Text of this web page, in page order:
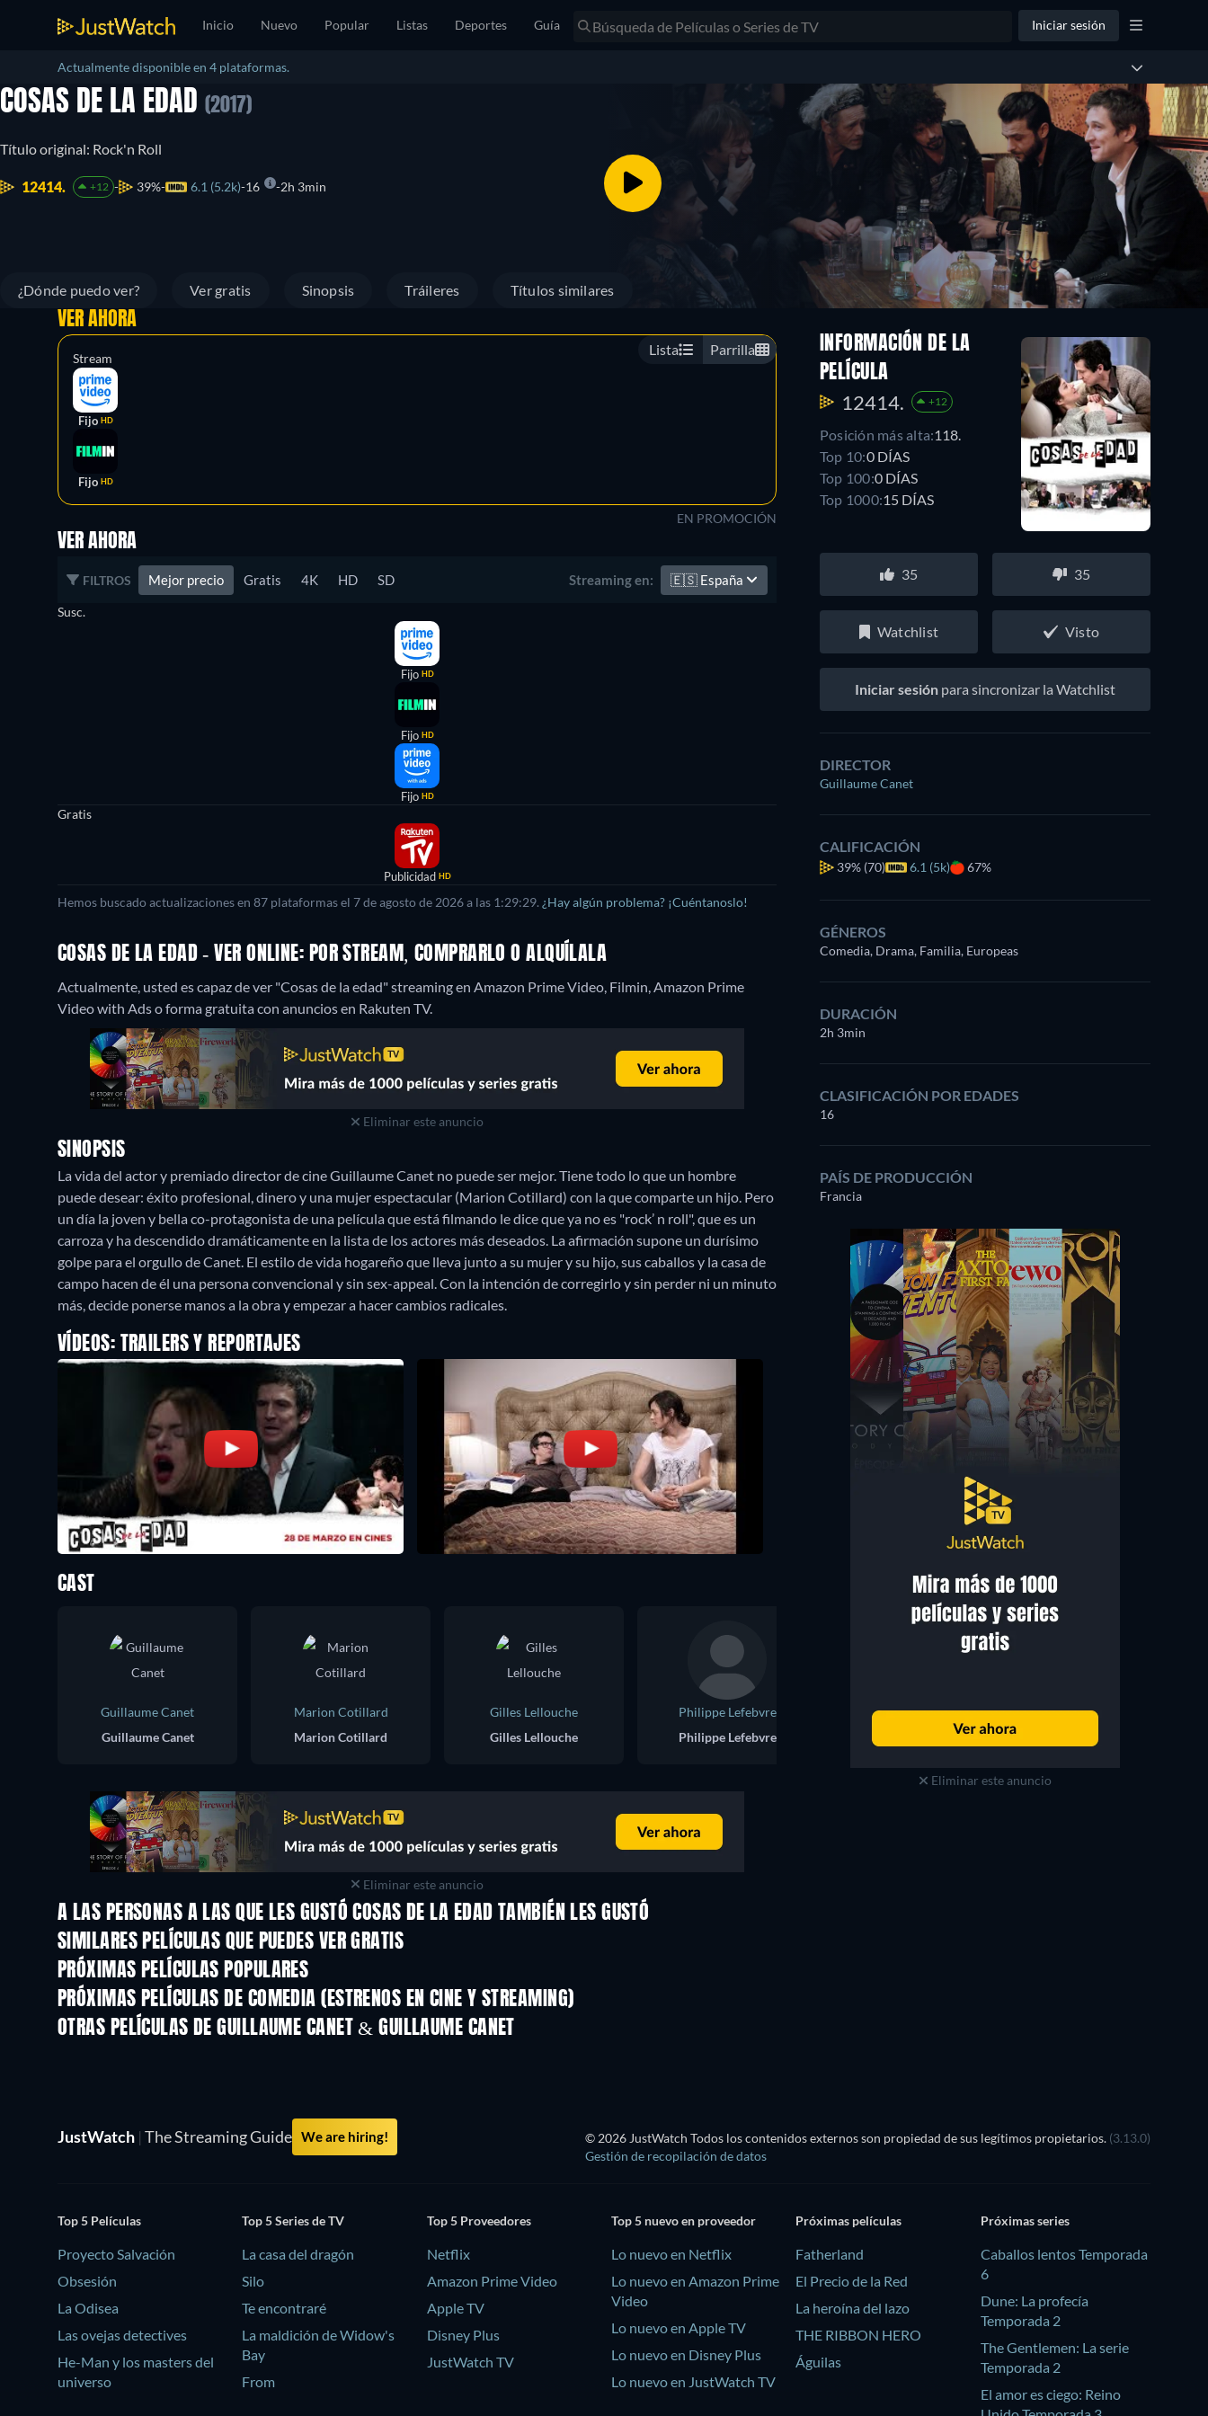
Inicio Nuevo Popular Listas Deportes Guía Iniciar sesión
Actualmente disponible en 4 plataformas.
COSAS DE LA EDAD (2017)
Título original: Rock'n Roll
12414. +12 39% 6.1 (5.2k) 16 2h 3min
¿Dónde puedo ver? Ver gratis Sinopsis Tráileres Títulos similares
Lista Parrilla
VER AHORA
Stream
Fijo HD
Fijo HD
EN PROMOCIÓN
VER AHORA
FILTROS Mejor precio Gratis 4K HD SD Streaming en: 🇪🇸 España
Susc.
Fijo HD
Fijo HD
Fijo HD
Gratis
Publicidad HD
Hemos buscado actualizaciones en 87 plataformas el 7 de agosto de 2026 a las 1:29:29. ¿Hay algún problema? ¡Cuéntanoslo!
COSAS DE LA EDAD - VER ONLINE: POR STREAM, COMPRARLO O ALQUÍLALA
Actualmente, usted es capaz de ver "Cosas de la edad" streaming en Amazon Prime Video, Filmin, Amazon Prime
Video with Ads o forma gratuita con anuncios en Rakuten TV.
Eliminar este anuncio
SINOPSIS
La vida del actor y premiado director de cine Guillaume Canet no puede ser mejor. Tiene todo lo que un hombre
puede desear: éxito profesional, dinero y una mujer espectacular (Marion Cotillard) con la que comparte un hijo. Pero
un día la joven y bella co-protagonista de una película que está filmando le dice que ya no es "rock’ n roll", que es un
carroza y ha descendido dramáticamente en la lista de los actores más deseados. La afirmación supone un durísimo
golpe para el orgullo de Canet. El estilo de vida hogareño que lleva junto a su mujer y su hijo, sus caballos y la casa de
campo hacen de él una persona convencional y sin sex-appeal. Con la intención de corregirlo y sin perder ni un minuto
más, decide ponerse manos a la obra y empezar a hacer cambios radicales.
VÍDEOS: TRAILERS Y REPORTAJES
INFORMACIÓN DE LA
PELÍCULA
12414. +12
Posición más alta:118.
Top 10:0 DÍAS
Top 100:0 DÍAS
Top 1000:15 DÍAS
35 35
Watchlist Visto
Iniciar sesión para sincronizar la Watchlist
DIRECTOR
Guillaume Canet
CALIFICACIÓN
39% (70) 6.1 (5k) 67%
GÉNEROS
Comedia, Drama, Familia, Europeas
DURACIÓN
2h 3min
CLASIFICACIÓN POR EDADES
16
PAÍS DE PRODUCCIÓN
Francia
Eliminar este anuncio
CAST
Guillaume Canet
Guillaume Canet
Marion Cotillard
Marion Cotillard
Gilles Lellouche
Gilles Lellouche
Philippe Lefebvre
Philippe Lefebvre
Camille Rowe
Camille Rowe
Kev Adams
Kev Adams
Eliminar este anuncio
A LAS PERSONAS A LAS QUE LES GUSTÓ COSAS DE LA EDAD TAMBIÉN LES GUSTÓ
SIMILARES PELÍCULAS QUE PUEDES VER GRATIS
PRÓXIMAS PELÍCULAS POPULARES
PRÓXIMAS PELÍCULAS DE COMEDIA (ESTRENOS EN CINE Y STREAMING)
OTRAS PELÍCULAS DE GUILLAUME CANET & GUILLAUME CANET
JustWatch | The Streaming Guide We are hiring! © 2026 JustWatch Todos los contenidos externos son propiedad de sus legítimos propietarios. (3.13.0)
Gestión de recopilación de datos
Top 5 Películas
Proyecto Salvación
Obsesión
La Odisea
Las ovejas detectives
He-Man y los masters del
universo
Top 5 Series de TV
La casa del dragón
Silo
Te encontraré
La maldición de Widow's
Bay
From
Top 5 Proveedores
Netflix
Amazon Prime Video
Apple TV
Disney Plus
JustWatch TV
Top 5 nuevo en proveedor
Lo nuevo en Netflix
Lo nuevo en Amazon Prime
Video
Lo nuevo en Apple TV
Lo nuevo en Disney Plus
Lo nuevo en JustWatch TV
Próximas películas
Fatherland
El Precio de la Red
La heroína del lazo
THE RIBBON HERO
Águilas
Próximas series
Caballos lentos Temporada
6
Dune: La profecía
Temporada 2
The Gentlemen: La serie
Temporada 2
El amor es ciego: Reino